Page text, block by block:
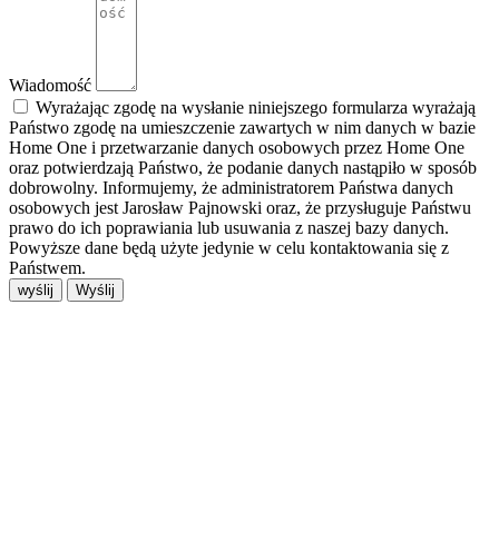
Wiadomość
Wyrażając zgodę na wysłanie niniejszego formularza wyrażają
Państwo zgodę na umieszczenie zawartych w nim danych w bazie
Home One i przetwarzanie danych osobowych przez Home One
oraz potwierdzają Państwo, że podanie danych nastąpiło w sposób
dobrowolny. Informujemy, że administratorem Państwa danych
osobowych jest Jarosław Pajnowski oraz, że przysługuje Państwu
prawo do ich poprawiania lub usuwania z naszej bazy danych.
Powyższe dane będą użyte jedynie w celu kontaktowania się z
Państwem.
wyślij